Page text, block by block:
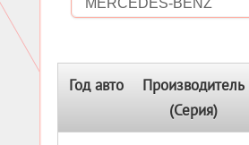
MERCEDES-BENZ
Год авто
Производитель
(Серия)